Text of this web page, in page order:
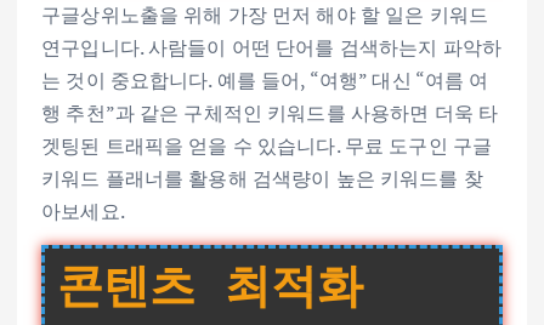
구글상위노출을 위해 가장 먼저 해야 할 일은 키워드
연구입니다. 사람들이 어떤 단어를 검색하는지 파악하
는 것이 중요합니다. 예를 들어, “여행” 대신 “여름 여
행 추천”과 같은 구체적인 키워드를 사용하면 더욱 타
겟팅된 트래픽을 얻을 수 있습니다. 무료 도구인 구글
키워드 플래너를 활용해 검색량이 높은 키워드를 찾
아보세요.
콘텐츠 최적화